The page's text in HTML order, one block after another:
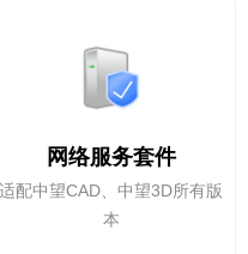
网络服务套件
适配中望CAD、中望3D所有版
本